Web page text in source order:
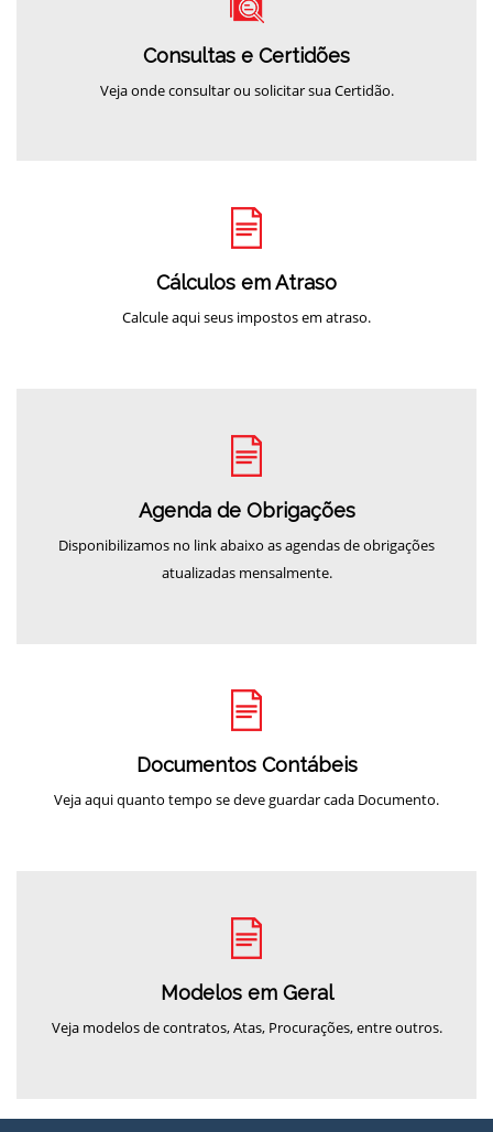
Consultas e Certidões
Veja onde consultar ou solicitar sua Certidão.
Cálculos em Atraso
Calcule aqui seus impostos em atraso.
Agenda de Obrigações
Disponibilizamos no link abaixo as agendas de obrigações
atualizadas mensalmente.
Documentos Contábeis
Veja aqui quanto tempo se deve guardar cada Documento.
Modelos em Geral
Veja modelos de contratos, Atas, Procurações, entre outros.